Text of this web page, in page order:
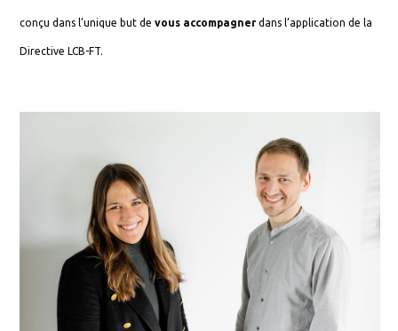
conçu dans l’unique but devous accompagnerdans l’application de la
Directive LCB-FT.